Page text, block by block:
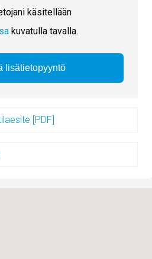
käsitellään
kuvatulla tavalla.
[PDF]